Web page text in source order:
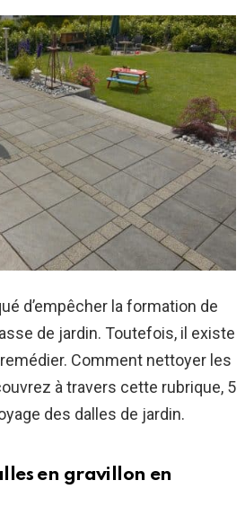
d’empêcher la formation de
de jardin. Toutefois, il existe
Comment nettoyer les
à travers cette rubrique, 5
des dalles de jardin.
en gravillon en